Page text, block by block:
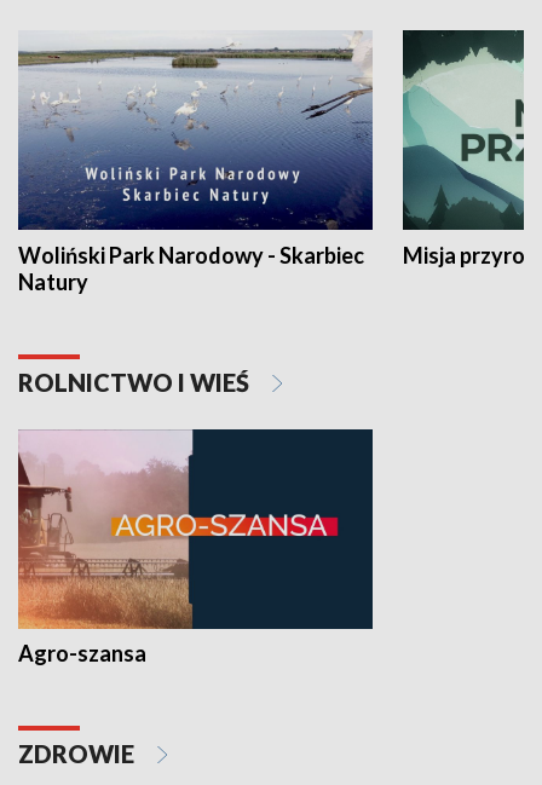
Woliński Park Narodowy - Skarbiec
Natury
Misja
ROLNICTWO I WIEŚ
Agro-szansa
ZDROWIE